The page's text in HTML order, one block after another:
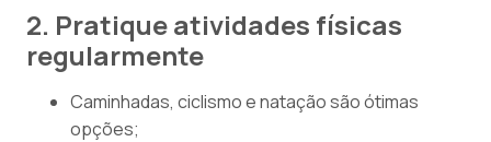
2. Pratique atividades físicas
regularmente
Caminhadas, ciclismo e natação são ótimas
opções;